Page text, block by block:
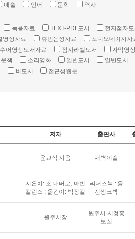
예술 언어 문학 역사
녹음자료 TEXT-PDF도서
전자점자도
영상자료 휴먼음성자료
오디오데이지자
수어영상도서자료 점자라벨도서
자막영
책 소리영화 일반도서
일반도서
비도서 접근성웹툰
저자 출판사
윤교식 지음 새벽이슬
지은이: 조 내버로, 마빈
칼린스 ; 옮긴이: 박정길
리더스북 : 웅
진씽크빅
원주시장
원주시 시정홍
보실